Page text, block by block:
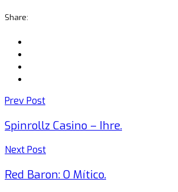
Share:
Prev Post
Spinrollz Casino – Ihre.
Next Post
Red Baron: O Mítico.